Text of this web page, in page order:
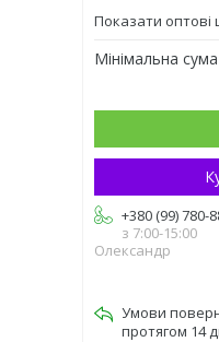
Показати оптові
Мінімальна
+380 (99) 780-
з 7:00-15:00
Олександр
протягом 14